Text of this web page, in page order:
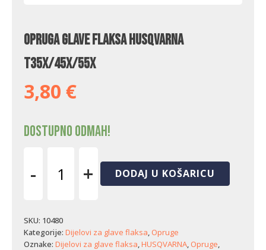
Opruga glave flaksa Husqvarna
T35x/45x/55x
3,80 €
Dostupno odmah!
-
Husqvarna
T35x/45x/55x
količina
+ DODAJ U KOŠARICU
SKU: 10480
Kategorije: Dijelovi za glave flaksa, Opruge
Oznake: Dijelovi za glave flaksa,HUSQVARNA, Opruge,